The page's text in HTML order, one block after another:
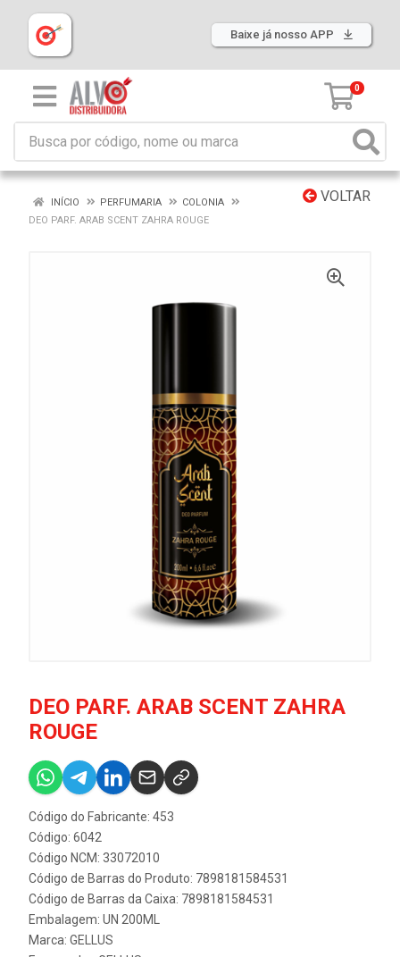
Baixe já nosso APP
0
VOLTAR
INÍCIO PERFUMARIA
COLONIA
DEO PARF. ARAB SCENT ZAHRA ROUGE
DEO PARF. ARAB SCENT ZAHRA
ROUGE
Código do Fabricante: 453
Código: 6042
Código NCM: 33072010
Código de Barras do Produto: 7898181584531
Código de Barras da Caixa: 7898181584531
Embalagem: UN 200ML
Marca: GELLUS